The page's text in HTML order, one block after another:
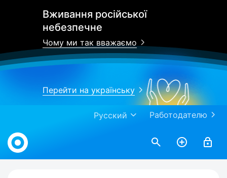
Вживання російської
небезпечне
Чому ми так вважаємо
Перейти на українську
Работодателю
Русский
Work.ua